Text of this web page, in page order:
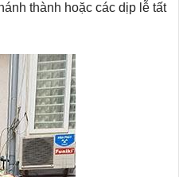
thành hoặc các dịp lễ tất